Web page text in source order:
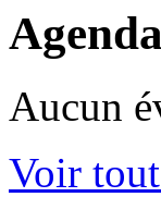
Agenda
Aucun
Voir